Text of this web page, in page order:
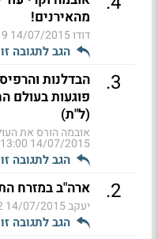
מהאירנים!
דודו14/07/2015 13:19
הגב לתגובה זו
3
.
הבדלנות
פוגעות בעולם
(ל"ת)
אובמה הורס את
14/07/2015 13:00
הגב לתגובה זו
2
. ארה"ב במזרח
יעקב14/07/2015 11:42
הגב לתגובה זו